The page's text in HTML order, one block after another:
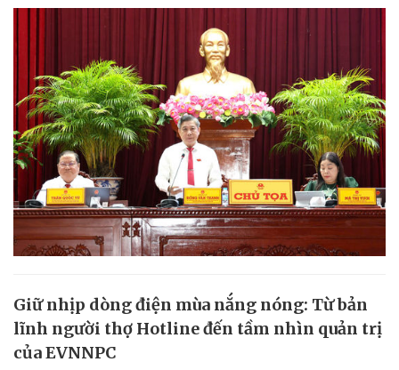
Giữ nhịp dòng điện mùa nắng nóng: Từ bản
lĩnh người thợ Hotline đến tầm nhìn quản trị
của EVNNPC